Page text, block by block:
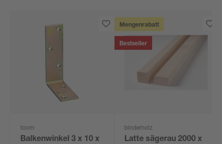
toom
Balkenwinkel 3 x 10 x
Mengenrabatt
Bestseller
binderholz
Latte sägerau 2000 x